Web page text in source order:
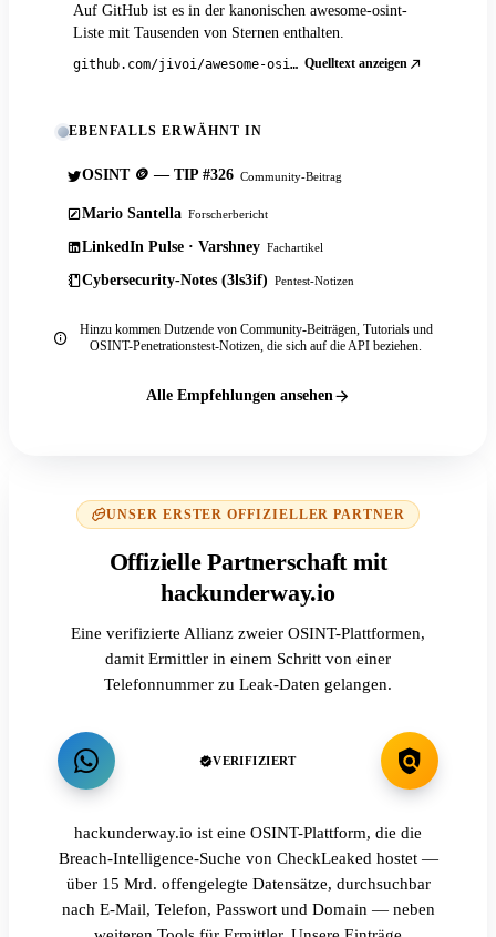
Auf GitHub ist es in der kanonischen awesome-osint-
Liste mit Tausenden von Sternen enthalten.
github.com/jivoi/awesome-osint Quelltext anzeigen
EBENFALLS ERWÄHNT IN
OSINT 🪙 — TIP #326 Community-Beitrag
Mario Santella Forscherbericht
LinkedIn Pulse · Varshney Fachartikel
Cybersecurity-Notes (3ls3if) Pentest-Notizen
Hinzu kommen Dutzende von Community-Beiträgen, Tutorials und
OSINT-Penetrationstest-Notizen, die sich auf die API beziehen.
Alle Empfehlungen ansehen
UNSER ERSTER OFFIZIELLER PARTNER
Offizielle Partnerschaft mit
hackunderway.io
Eine verifizierte Allianz zweier OSINT-Plattformen,
damit Ermittler in einem Schritt von einer
Telefonnummer zu Leak-Daten gelangen.
VERIFIZIERT
hackunderway.io ist eine OSINT-Plattform, die die
Breach-Intelligence-Suche von CheckLeaked hostet —
über 15 Mrd. offengelegte Datensätze, durchsuchbar
nach E-Mail, Telefon, Passwort und Domain — neben